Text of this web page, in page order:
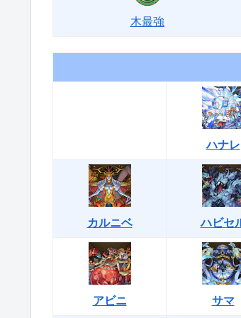
木最強
ハナレ
カルニベ ハビセ
アビニ サマ